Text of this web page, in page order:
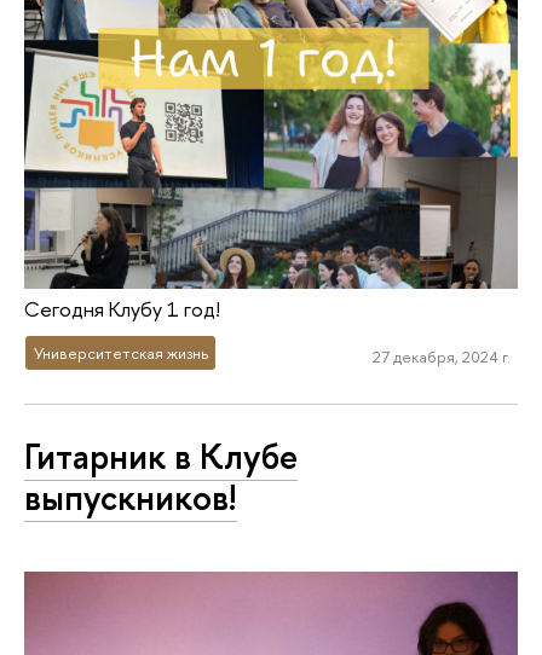
Сегодня Клубу 1 год!
Университетская жизнь 27 декабря, 2024 г.
Гитарник в Клубе
выпускников!